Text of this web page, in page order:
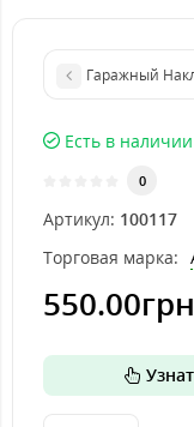
Гаражный
Есть в наличии
0
Артикул: 100117
Торговая марка: